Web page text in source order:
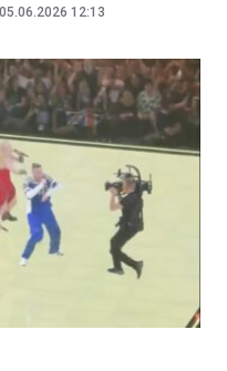
05.06.2026 12:13